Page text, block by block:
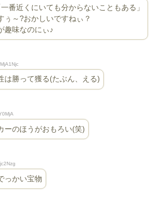
番近くにいても分からないこともある」
ぅ～?おかしいですねぃ？
趣味なのにぃ♪
は勝って獲る(たぶん、える)
ーのほうがおもろい(笑)
っかい宝物